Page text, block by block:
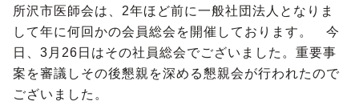
所沢市医師会は、2年ほど前に一般社団法人となりま
して年に何回かの会員総会を開催しております。 今
日、3月26日はその社員総会でございました。重要事
案を審議しその後懇親を深める懇親会が行われたので
ございました。